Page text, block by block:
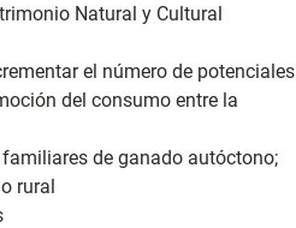
Natural y Cultural
el número de potenciales
del consumo entre la
de ganado autóctono;
rural